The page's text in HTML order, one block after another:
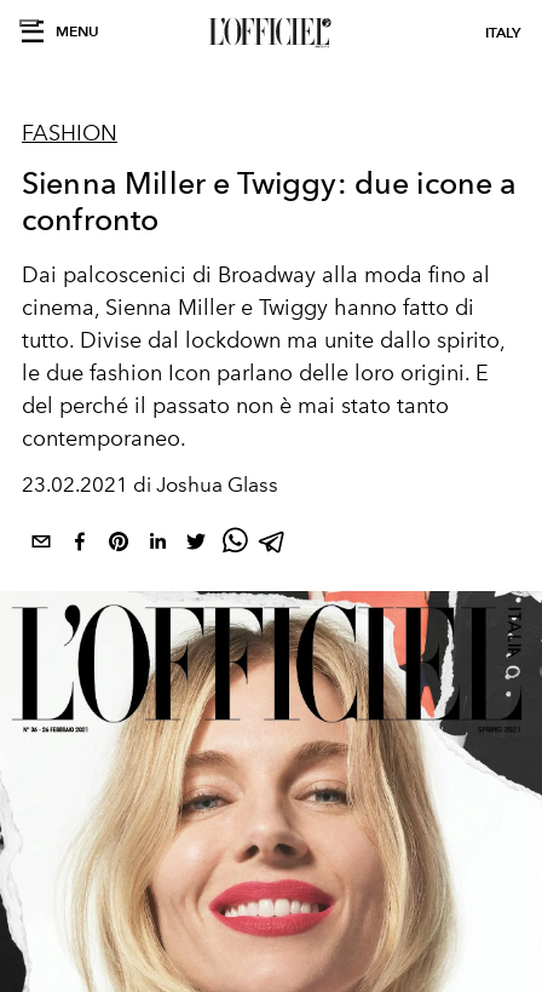
MENU ITALY
FASHION
Sienna Miller e Twiggy: due icone a
confronto
Dai palcoscenici di Broadway alla moda fino al
cinema, Sienna Miller e Twiggy hanno fatto di
tutto. Divise dal lockdown ma unite dallo spirito,
le due fashion Icon parlano delle loro origini. E
del perché il passato non è mai stato tanto
contemporaneo.
23.02.2021 di Joshua Glass